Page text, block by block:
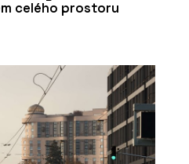
celého prostoru